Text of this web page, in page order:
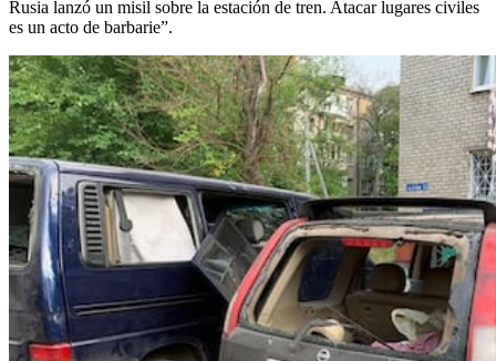
Rusia lanzó un misil sobre la estación de tren. Atacar lugares civiles
es un acto de barbarie”.